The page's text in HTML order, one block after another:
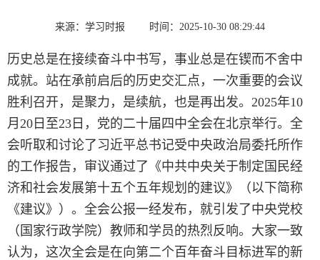
来源：学习时报 时间：2025-10-30 08:29:44
历史总是在接续奋斗中书写，事业总是在锲而不舍中
成就。站在承前启后的历史交汇点，一次重要的会议
胜利召开，是聚力，是续航，也是再出发。2025年10
月20日至23日，党的二十届四中全会在北京举行。全
会听取和讨论了习近平总书记受中央政治局委托所作
的工作报告，审议通过了《中共中央关于制定国民经
济和社会发展第十五个五年规划的建议》（以下简称
《建议》）。全会公报一经发布，就引发了中央党校
（国家行政学院）教师和学员的热烈反响。大家一致
认为，这次全会是在向第二个百年奋斗目标进军的新